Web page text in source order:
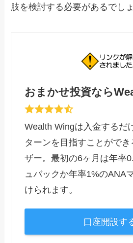
肢を検討する必要があるでしょ
おまかせ投資なら
Wealth Wingは入金するだ
ターンを目指すことができ
ザー。最初の6ヶ月は年率
ュバックか年率1%のANA
けられます。
口座開設す